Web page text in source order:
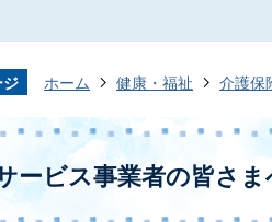
ジ ホーム 健康・福祉 介護保
ービス事業者の皆さま